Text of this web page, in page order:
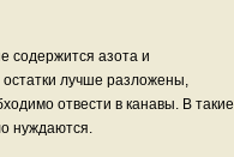
содержится азота и
остатки лучше разложены,
отвести в канавы. В такие
нуждаются.